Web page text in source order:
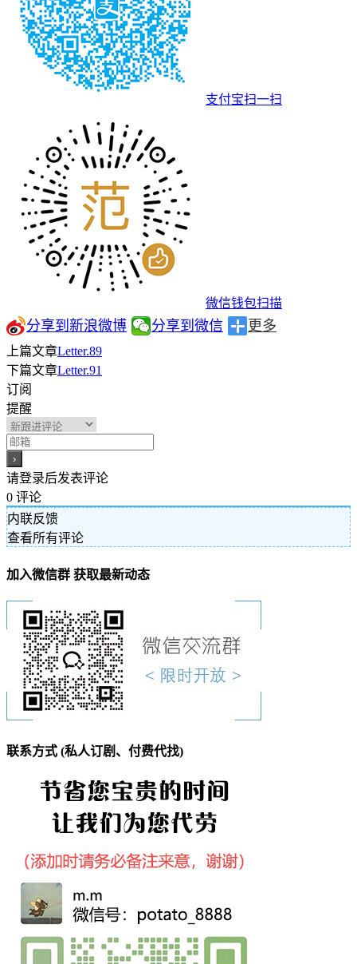
支付宝扫一扫
微信钱包扫描
分享到新浪微博 分享到微信 更多
上篇文章Letter.89
下篇文章Letter.91
订阅
提醒
请登录后发表评论
0 评论
内联反馈
查看所有评论
加入微信群 获取最新动态
联系方式 (私人订剧、付费代找)